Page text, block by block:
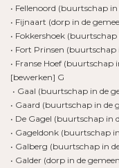
• Fellenoord (buurtschap
• Fijnaart (dorp in de
• Fokkershoek
• Fort Prinsen
• Franse Hoef (buurtschap
[bewerken] G
• Gaal (buurtschap in de
• Gaard (buurtschap in de
• De Gagel (buurtschap in
• Gageldonk (buurtschap
• Galberg (buurtschap in
• Galder (dorp in de